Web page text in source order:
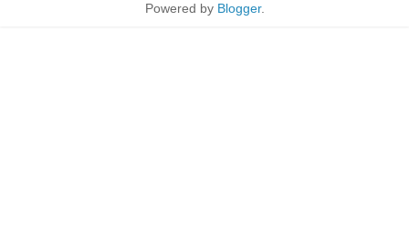
Powered by Blogger.